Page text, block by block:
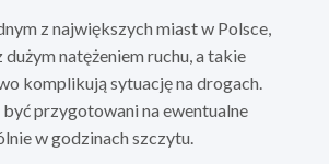
z największych miast w Polsce,
natężeniem ruchu, a takie
komplikują sytuację na drogach.
przygotowani na ewentualne
w godzinach szczytu.